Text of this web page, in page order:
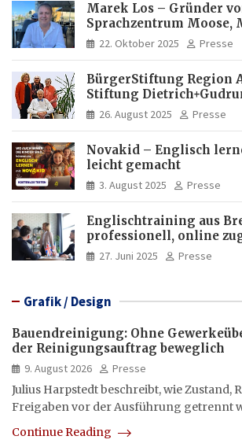
Marek Los – Gründer
Sprachzentrum Moose,
Italia und Apartamento
22. Oktober 2025 Presse
BürgerStiftung Region
Stiftung
Deutschkenntnisse von
26. August 2025 Presse
Novakid – Englisch
leicht gemacht
3. August 2025 Presse
Englischtraining aus
professionell, online
27. Juni 2025 Presse
Grafik / Design
Bauendreinigung: Ohne
der Reinigungsauftrag beweglich
9. August 2026
Presse
Julius Harpstedt beschreibt, wie Zustand,
Freigaben vor der Ausführung getrennt
Continue Reading